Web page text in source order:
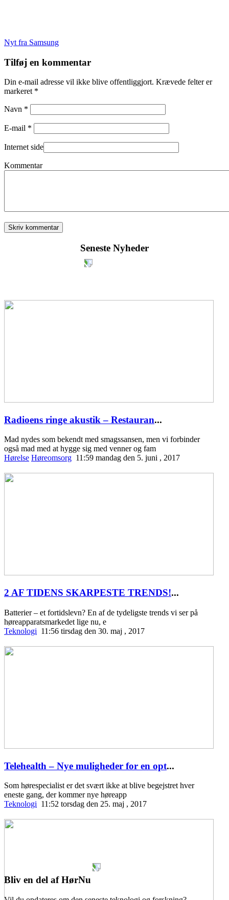
Indlægsnavigation
Nyt fra Samsung
Tilføj en kommentar
Din e-mail adresse vil ikke blive offentliggjort. Krævede felter er
markeret *
Navn *
E-mail *
Internet side
Kommentar
Seneste Nyheder
Radioens ringe akustik – Restauran...
Mad nydes som bekendt med smagssansen, men vi forbinder
også mad med at hygge sig med venner og fam
Hørelse Høreomsorg 11:59 mandag den 5. juni , 2017
2 AF TIDENS SKARPESTE TRENDS!...
Batterier – et fortidslevn? En af de tydeligste trends vi ser på
høreapparatsmarkedet lige nu, e
Teknologi 11:56 tirsdag den 30. maj , 2017
Telehealth – Nye muligheder for en opt...
Som hørespecialist er det svært ikke at blive begejstret hver
eneste gang, der kommer nye høreapp
Teknologi 11:52 torsdag den 25. maj , 2017
Bliv en del af HørNu